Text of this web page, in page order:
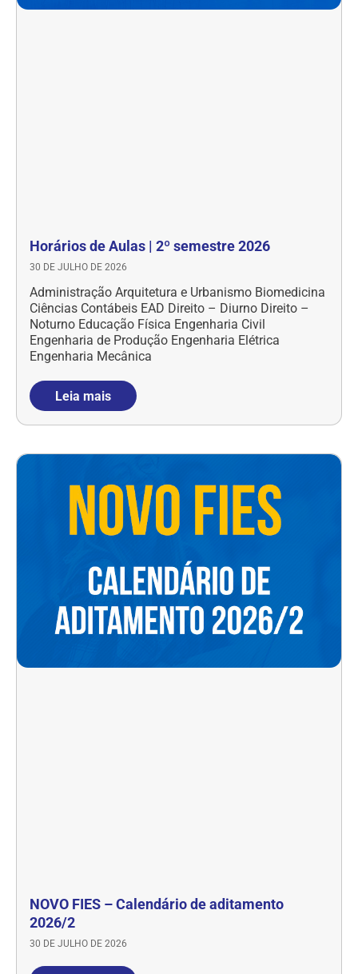
Horários de Aulas | 2º semestre 2026
30 DE JULHO DE 2026
Administração Arquitetura e Urbanismo Biomedicina
Ciências Contábeis EAD Direito – Diurno Direito –
Noturno Educação Física Engenharia Civil
Engenharia de Produção Engenharia Elétrica
Engenharia Mecânica
Leia mais
NOVO FIES – Calendário de aditamento
2026/2
30 DE JULHO DE 2026